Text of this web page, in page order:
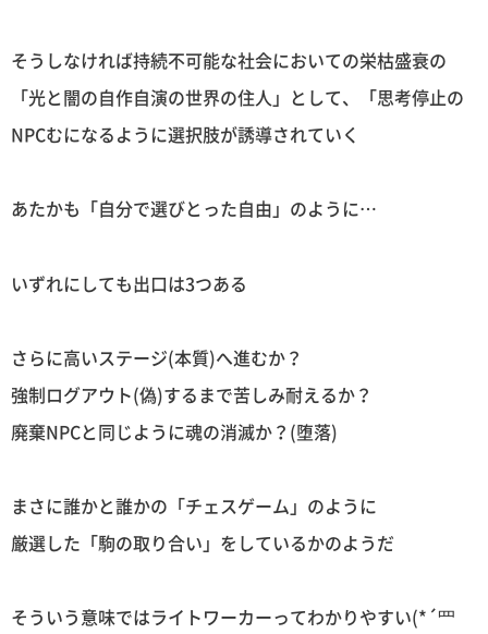
そうしなければ持続不可能な社会においての栄枯盛衰の
「光と闇の自作自演の世界の住人」として、「思考停止の
NPCむになるように選択肢が誘導されていく
あたかも「自分で選びとった自由」のように…
いずれにしても出口は3つある
さらに高いステージ(本質)へ進むか？
強制ログアウト(偽)するまで苦しみ耐えるか？
廃棄NPCと同じように魂の消滅か？(堕落)
まさに誰かと誰かの「チェスゲーム」のように
厳選した「駒の取り合い」をしているかのようだ
そういう意味ではライトワーカーってわかりやすい(*´罒